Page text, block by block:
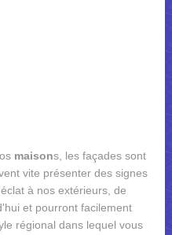
maisons, les façades sont
vite présenter des signes
à nos extérieurs, de
et pourront facilement
régional dans lequel vous